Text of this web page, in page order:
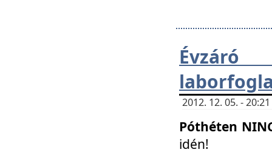
2012. 12. 05. -
Póthéten
idén!